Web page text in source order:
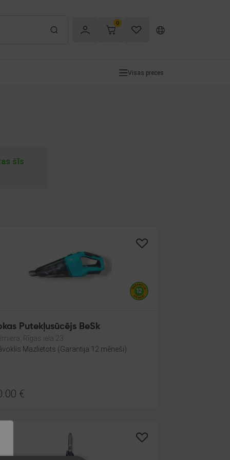
0
Visas preces
šīs
Putekļusūcējs BeSk
Rīgas iela 23
Mazlietots (Garantija 12 mēneši)
€